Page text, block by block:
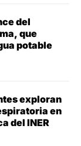
del
que
potable
exploran
en
del INER